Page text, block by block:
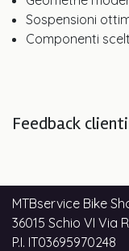
Sospensioni
Componenti
Feedback clienti
MTBservice Bike
36015 Schio VI Via
P.I. IT03695970248